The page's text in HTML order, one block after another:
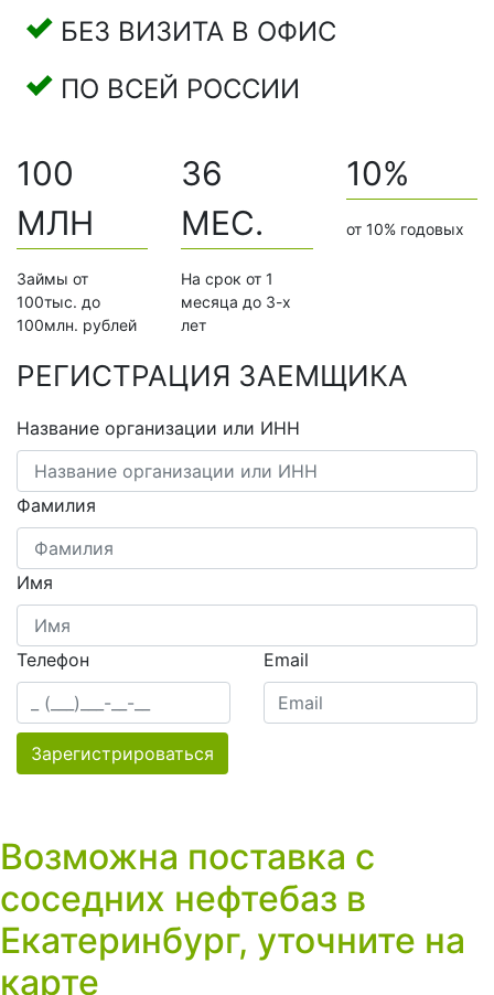
БЕЗ ВИЗИТА В ОФИС
ПО ВСЕЙ РОССИИ
100
МЛН
Займы от
100тыс. до
100млн. рублей
36
МЕС.
На срок от 1
месяца до 3-х
лет
10%
от 10% годовых
РЕГИСТРАЦИЯ ЗАЕМЩИКА
Название организации или ИНН
Фамилия
Имя
Телефон Email
Зарегистрироваться
Возможна поставка с
соседних нефтебаз в
Екатеринбург, уточните на
карте